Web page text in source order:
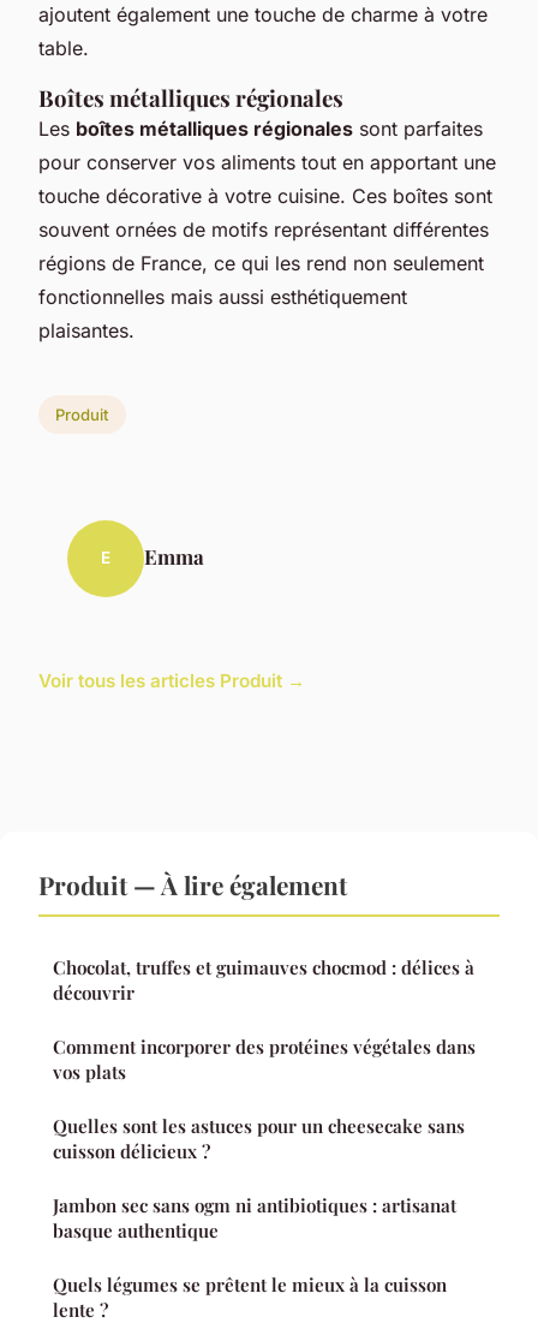
ajoutent également une touche de charme à votre
table.
Boîtes métalliques régionales
Les boîtes métalliques régionales sont parfaites
pour conserver vos aliments tout en apportant une
touche décorative à votre cuisine. Ces boîtes sont
souvent ornées de motifs représentant différentes
régions de France, ce qui les rend non seulement
fonctionnelles mais aussi esthétiquement
plaisantes.
Produit
E Emma
Voir tous les articles Produit →
Produit — À lire également
Chocolat, truffes et guimauves chocmod : délices à
découvrir
Comment incorporer des protéines végétales dans
vos plats
Quelles sont les astuces pour un cheesecake sans
cuisson délicieux ?
Jambon sec sans ogm ni antibiotiques : artisanat
basque authentique
Quels légumes se prêtent le mieux à la cuisson
lente ?